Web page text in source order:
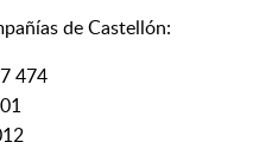
de Castellón:
474